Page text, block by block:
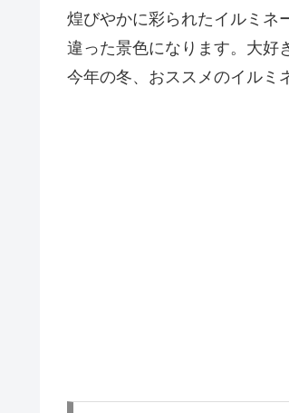
煌びやかに彩られたイルミネ
違った景色になります。大好
今年の冬、おススメのイルミ